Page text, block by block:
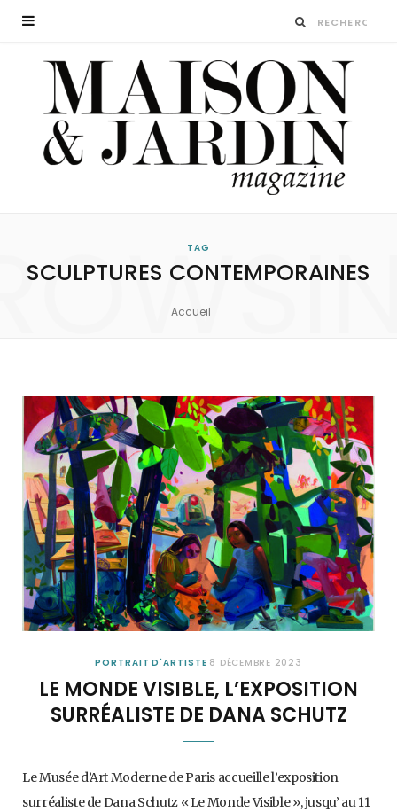
TAG
SCULPTURES CONTEMPORAINES
Accueil
PORTRAIT D'ARTISTE 8 DÉCEMBRE 2023
LE MONDE VISIBLE, L’EXPOSITION
SURRÉALISTE DE DANA SCHUTZ
Le Musée d’Art Moderne de Paris accueille l’exposition
surréaliste de Dana Schutz « Le Monde Visible », jusqu’ au 11